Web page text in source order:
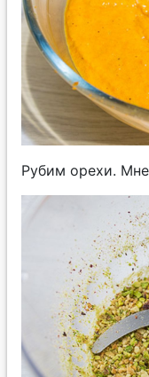
Рубим орехи.